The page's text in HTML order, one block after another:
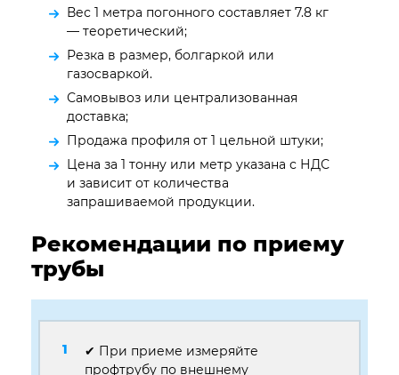
Вес 1 метра погонного составляет 7.8 кг
— теоретический;
Резка в размер, болгаркой или
газосваркой.
Самовывоз или централизованная
доставка;
Продажа профиля от 1 цельной штуки;
Цена за 1 тонну или метр указана с НДС
и зависит от количества
запрашиваемой продукции.
Рекомендации по приему
трубы
✔ При приеме измеряйте
профтрубу по внешнему